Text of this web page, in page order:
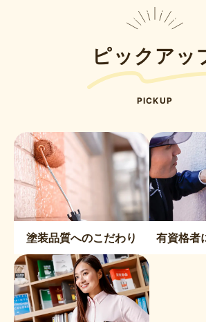
ピックアッ
PICKUP
塗装品質へのこだわり 有資格者